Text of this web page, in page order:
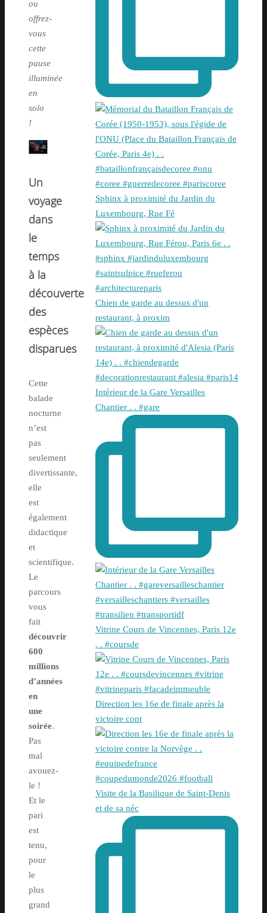
ou
offrez-
vous
cette
pause
illuminée
en
solo
!
Un
voyage
dans
le
temps
à la
découverte
des
espèces
disparues
Cette
balade
nocturne
n’est
pas
seulement
divertissante,
elle
est
également
didactique
et
scientifique.
Le
parcours
vous
fait
découvrir
600
millions
d’années
en
une
soirée.
Pas
mal
avouez-
le !
Et le
pari
est
tenu,
pour
le
plus
grand
Sphinx à proximité du Jardin du
Luxembourg, Rue Fé
Chien de garde au dessus d'un
restaurant, à proxim
Intérieur de la Gare Versailles
Chantier . . #gare
Vitrine Cours de Vincennes, Paris 12e
. . #coursde
Direction les 16e de finale après la
victoire cont
Visite de la Basilique de Saint-Denis
et de sa néc